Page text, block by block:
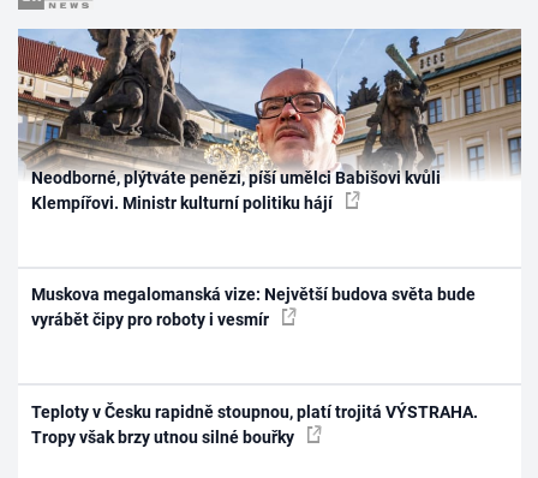
Neodborné, plýtváte penězi, píší umělci Babišovi kvůli
Klempířovi. Ministr kulturní politiku hájí
Muskova megalomanská vize: Největší budova světa bude
vyrábět čipy pro roboty i vesmír
Teploty v Česku rapidně stoupnou, platí trojitá VÝSTRAHA.
Tropy však brzy utnou silné bouřky